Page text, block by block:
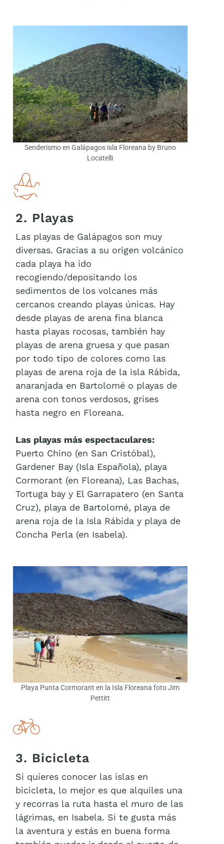
Senderismo en Galápagos isla Floreana by Bruno
Locatelli
2. Playas
Las playas de Galápagos son muy
diversas. Gracias a su origen volcánico
cada playa ha ido
recogiendo/depositando los
sedimentos de los volcanes más
cercanos creando playas únicas. Hay
desde playas de arena fina blanca
hasta playas rocosas, también hay
playas de arena gruesa y que pasan
por todo tipo de colores como las
playas de arena roja de la isla Rábida,
anaranjada en Bartolomé o playas de
arena con tonos verdosos, grises
hasta negro en Floreana.
Las playas más espectaculares:
Puerto Chino (en San Cristóbal),
Gardener Bay (Isla Española), playa
Cormorant (en Floreana), Las Bachas,
Tortuga bay y El Garrapatero (en Santa
Cruz), playa de Bartolomé, playa de
arena roja de la Isla Rábida y playa de
Concha Perla (en Isabela).
Playa Punta Cormorant en la Isla Floreana foto Jim
Pettitt
3. Bicicleta
Si quieres conocer las islas en
bicicleta, lo mejor es que alquiles una
y recorras la ruta hasta el muro de las
lágrimas, en Isabela. Si te gusta más
la aventura y estás en buena forma